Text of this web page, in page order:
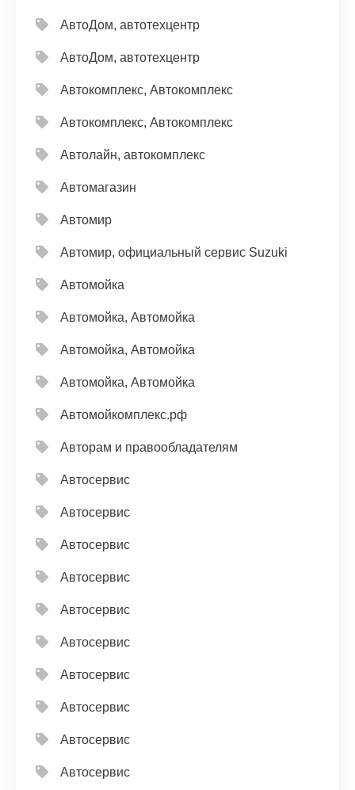
АвтоДом, автотехцентр
АвтоДом, автотехцентр
Автокомплекс, Автокомплекс
Автокомплекс, Автокомплекс
Автолайн, автокомплекс
Автомагазин
Автомир
Автомир, официальный сервис Suzuki
Автомойка
Автомойка, Автомойка
Автомойка, Автомойка
Автомойка, Автомойка
Автомойкомплекс.рф
Авторам и правообладателям
Автосервис
Автосервис
Автосервис
Автосервис
Автосервис
Автосервис
Автосервис
Автосервис
Автосервис
Автосервис